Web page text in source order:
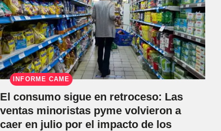
INFORME CAME
El consumo sigue en retroceso: Las
ventas minoristas pyme volvieron a
caer en julio por el impacto de los